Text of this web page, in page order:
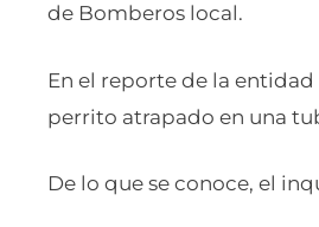
de Bomberos local.
En el reporte de la
perrito atrapado en una
De lo que se conoce, el